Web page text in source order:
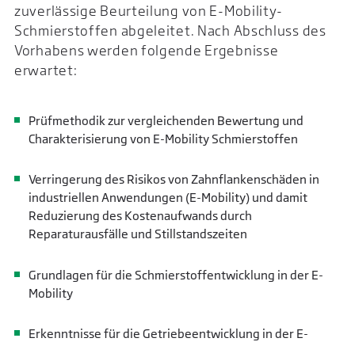
zuverlässige Beurteilung von E-Mobility-
Schmierstoffen abgeleitet. Nach Abschluss des
Vorhabens werden folgende Ergebnisse
erwartet:
Prüfmethodik zur vergleichenden Bewertung und
Charakterisierung von E-Mobility Schmierstoffen
Verringerung des Risikos von Zahnflankenschäden in
industriellen Anwendungen (E-Mobility) und damit
Reduzierung des Kostenaufwands durch
Reparaturausfälle und Stillstandszeiten
Grundlagen für die Schmierstoffentwicklung in der E-
Mobility
Erkenntnisse für die Getriebeentwicklung in der E-